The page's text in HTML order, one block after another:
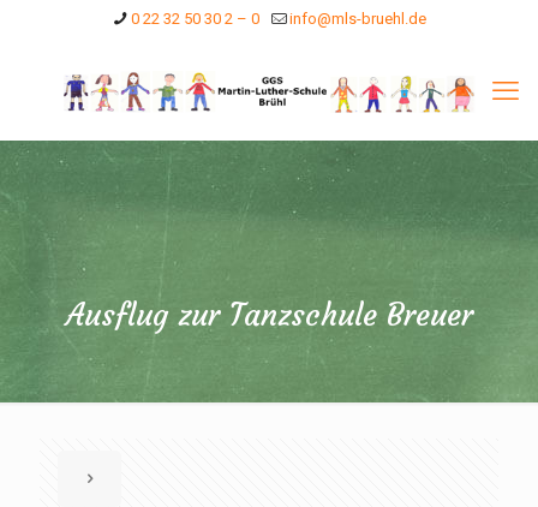
0 22 32 50 30 2 – 0 info@mls-bruehl.de
Ausflug zur Tanzschule Breuer